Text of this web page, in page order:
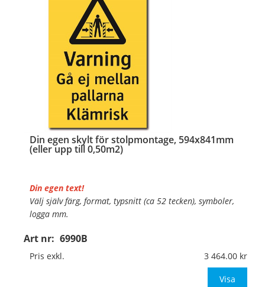
Din egen skylt för stolpmontage, 594x841mm
(eller upp till 0,50m2)
Art nr: 6990B
Din egen text!
Välj själv färg, format, typsnitt (ca 52 tecken), symboler,
logga mm.
Material:Kantvikt aluminium, 2mm (stolpmontage)
Mått:594x841mm (eller annat mått upp till 0,50m²)
Pris exkl. 3 464.00
Visa